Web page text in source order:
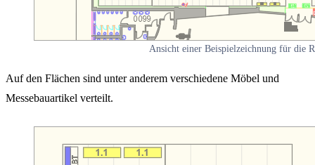
Ansicht einer Beispielzeichnung für die
Auf den Flächen sind unter anderem verschiedene Möbel und
Messebauartikel verteilt.